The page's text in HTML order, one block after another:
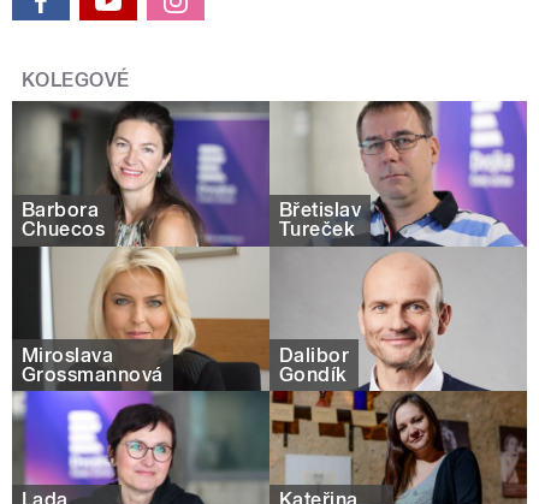
KOLEGOVÉ
Barbora
Chuecos
Břetislav
Tureček
Miroslava
Grossmannová
Dalibor
Gondík